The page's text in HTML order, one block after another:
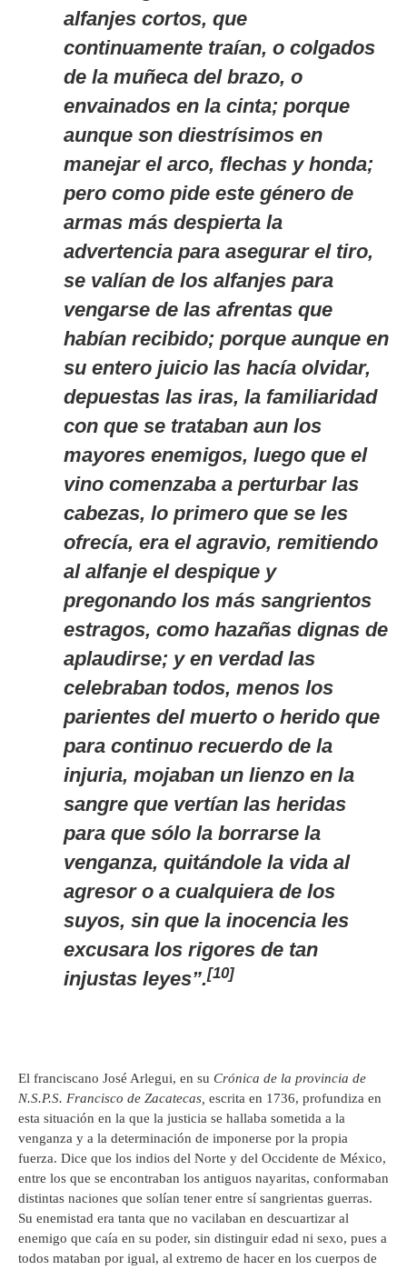
alfanjes cortos, que
continuamente traían, o colgados
de la muñeca del brazo, o
envainados en la cinta; porque
aunque son diestrísimos en
manejar el arco, flechas y honda;
pero como pide este género de
armas más despierta la
advertencia para asegurar el tiro,
se valían de los alfanjes para
vengarse de las afrentas que
habían recibido; porque aunque en
su entero juicio las hacía olvidar,
depuestas las iras, la familiaridad
con que se trataban aun los
mayores enemigos, luego que el
vino comenzaba a perturbar las
cabezas, lo primero que se les
ofrecía, era el agravio, remitiendo
al alfanje el despique y
pregonando los más sangrientos
estragos, como hazañas dignas de
aplaudirse; y en verdad las
celebraban todos, menos los
parientes del muerto o herido que
para continuo recuerdo de la
injuria, mojaban un lienzo en la
sangre que vertían las heridas
para que sólo la borrarse la
venganza, quitándole la vida al
agresor o a cualquiera de los
suyos, sin que la inocencia les
excusara los rigores de tan
injustas leyes”.[10]
El franciscano José Arlegui, en su Crónica de la provincia de
N.S.P.S. Francisco de Zacatecas, escrita en 1736, profundiza en
esta situación en la que la justicia se hallaba sometida a la
venganza y a la determinación de imponerse por la propia
fuerza. Dice que los indios del Norte y del Occidente de México,
entre los que se encontraban los antiguos nayaritas, conformaban
distintas naciones que solían tener entre sí sangrientas guerras.
Su enemistad era tanta que no vacilaban en descuartizar al
enemigo que caía en su poder, sin distinguir edad ni sexo, pues a
todos mataban por igual, al extremo de hacer en los cuerpos de